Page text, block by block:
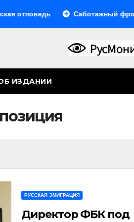
Саботажный фронт
ИЗДАНИИ
РУССКАЯ ЭМИГРАЦИЯ
Директор ФБК под